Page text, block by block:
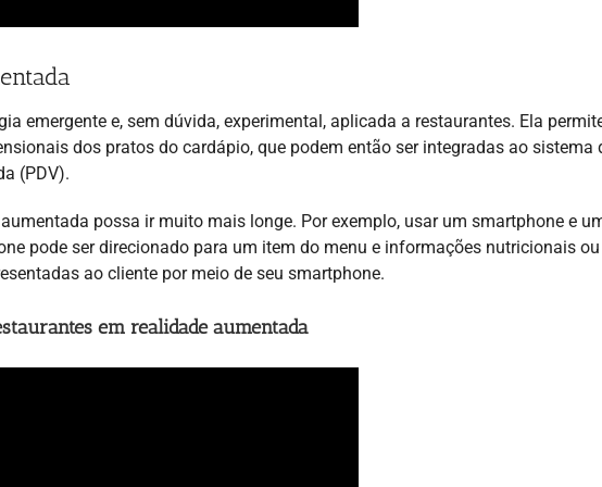
emergente e, sem dúvida, experimental, aplicada a restaurantes. Ela
dos pratos do cardápio, que podem então ser integradas ao sistema
(PDV).
possa ir muito mais longe. Por exemplo, usar um smartphone e
pode ser direcionado para um item do menu e informações nutricionais
ao cliente por meio de seu smartphone.
em realidade aumentada